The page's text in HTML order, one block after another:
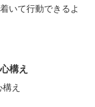
いて行動できるよ
構え